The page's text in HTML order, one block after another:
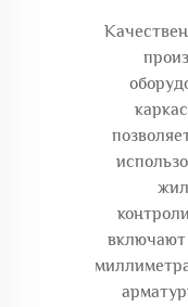
включают